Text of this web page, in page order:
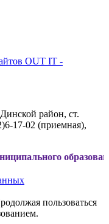
OUT IT -
район, ст.
17-02 (приемная),
образования
пользоваться